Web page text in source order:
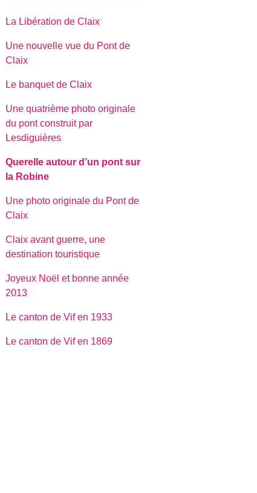
La Libération de Claix
Une nouvelle vue du Pont de
Claix
Le banquet de Claix
Une quatrième photo originale
du pont construit par
Lesdiguières
Querelle autour d’un pont sur
la Robine
Une photo originale du Pont de
Claix
Claix avant guerre, une
destination touristique
Joyeux Noël et bonne année
2013
Le canton de Vif en 1933
Le canton de Vif en 1869